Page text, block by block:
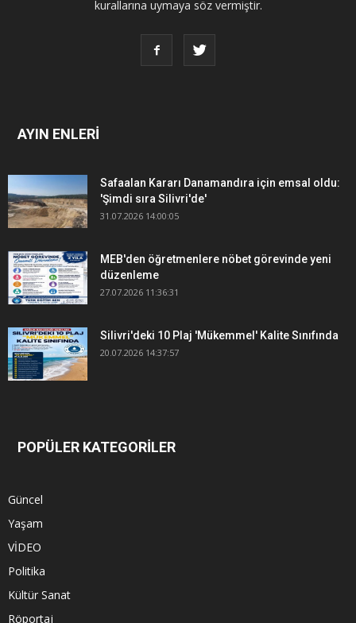
kurallarına uymaya söz vermiştir.
AYIN ENLERİ
Safaalan Kararı Danamandıra için emsal oldu:
'Şimdi sıra Silivri'de'
31.07.2026 14:00:05
MEB'den öğretmenlere nöbet görevinde yeni
düzenleme
27.07.2026 11:36:31
Silivri'deki 10 Plaj 'Mükemmel' Kalite Sınıfında
20.07.2026 14:37:57
POPÜLER KATEGORİLER
Güncel
Yaşam
VİDEO
Politika
Kültür Sanat
Röportaj